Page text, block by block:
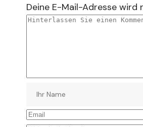
Deine E-Mail-Adresse